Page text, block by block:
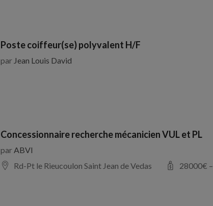
Poste coiffeur(se) polyvalent H/F
par Jean Louis David
Concessionnaire recherche mécanicien VUL et PL
parABVI
Rd-Pt le Rieucoulon Saint Jean de Vedas
28000€ –